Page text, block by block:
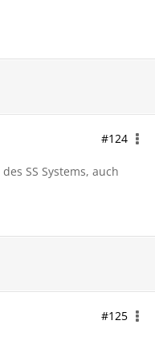
#124
SS Systems, auch
#125